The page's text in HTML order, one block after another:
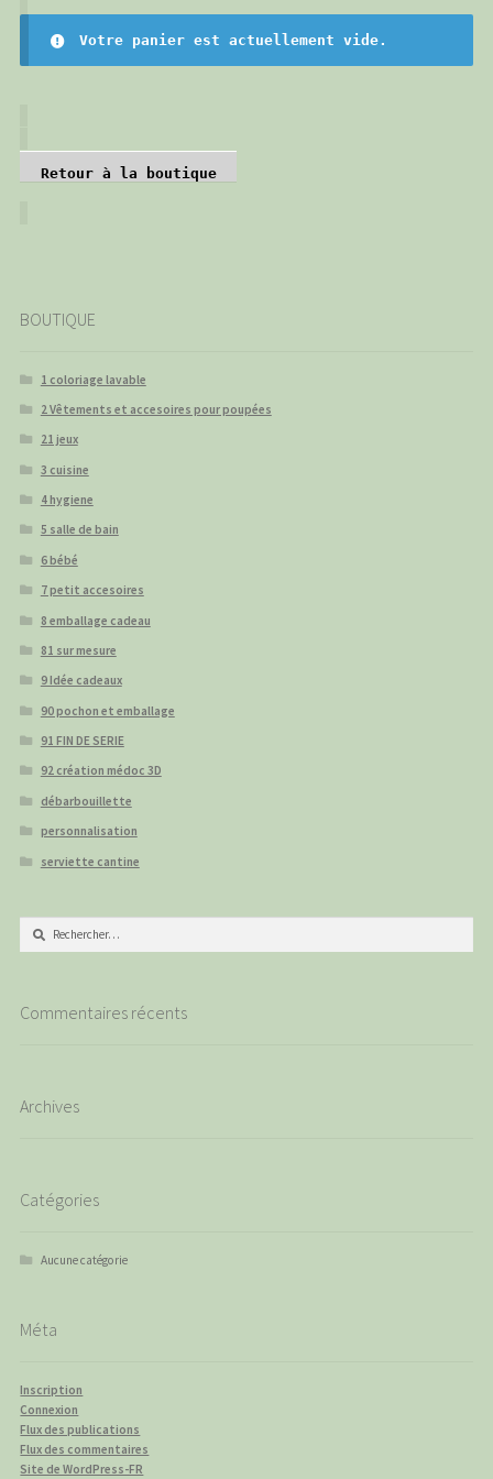
CONTACT
Votre panier est actuellement vide.
Retour à la boutique
BOUTIQUE
1 coloriage lavable
2 Vêtements et accesoires pour poupées
21 jeux
3 cuisine
4 hygiene
5 salle de bain
6 bébé
7 petit accesoires
8 emballage cadeau
81 sur mesure
9 Idée cadeaux
90 pochon et emballage
91 FIN DE SERIE
92 création médoc 3D
débarbouillette
personnalisation
serviette cantine
Commentaires récents
Archives
Catégories
Aucune catégorie
Méta
Inscription
Connexion
Flux des publications
Flux des commentaires
Site de WordPress-FR